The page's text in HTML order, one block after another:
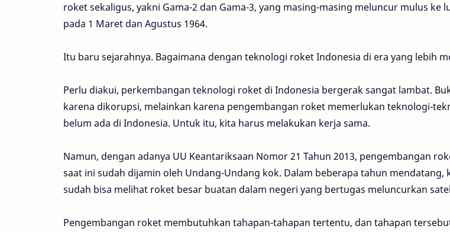
roket sekaligus, yakni Gama-2 dan Gama-3, yang masing-masing meluncur mulus ke
pada 1 Maret dan Agustus 1964.
Itu baru sejarahnya. Bagaimana dengan teknologi roket Indonesia di era yang lebih
Perlu diakui, perkembangan teknologi roket di Indonesia bergerak sangat lambat.
karena dikorupsi, melainkan karena pengembangan roket memerlukan teknologi-
belum ada di Indonesia. Untuk itu, kita harus melakukan kerja sama.
Namun, dengan adanya UU Keantariksaan Nomor 21 Tahun 2013, pengembangan
saat ini sudah dijamin oleh Undang-Undang kok. Dalam beberapa tahun mendatang,
sudah bisa melihat roket besar buatan dalam negeri yang bertugas meluncurkan
Pengembangan roket membutuhkan tahapan-tahapan tertentu, dan tahapan